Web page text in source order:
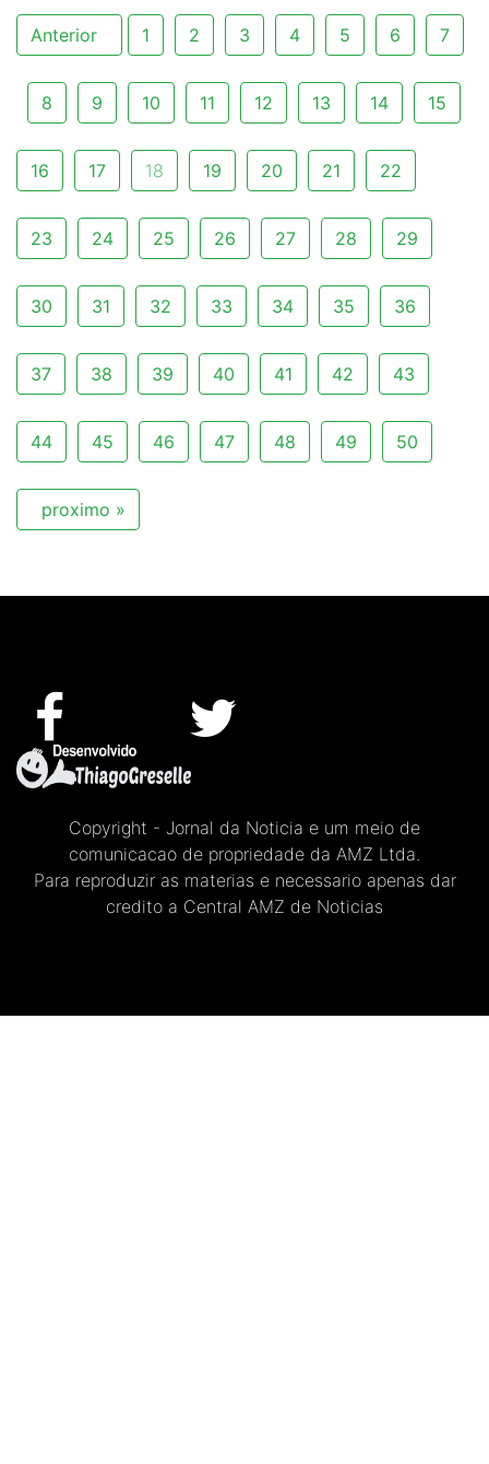
Anterior 1 2 3 4 5 6 7
8 9 10 11 12 13 14 15
16 17 18 19 20 21 22
23 24 25 26 27 28 29
30 31 32 33 34 35 36
37 38 39 40 41 42 43
44 45 46 47 48 49 50
proximo »
Copyright - Jornal da Noticia e um meio de
comunicacao de propriedade da AMZ Ltda.
Para reproduzir as materias e necessario apenas dar
credito a Central AMZ de Noticias